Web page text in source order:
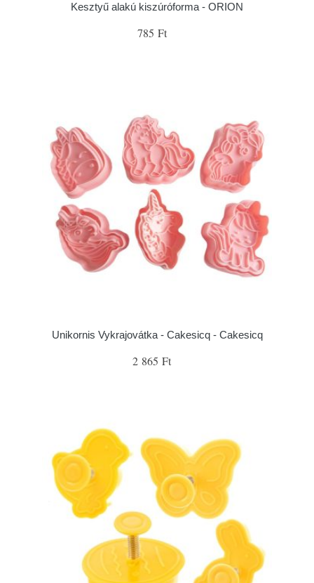
Kesztyű alakú kiszúróforma - ORION
785 Ft
Unikornis Vykrajovátka - Cakesicq - Cakesicq
2 865 Ft